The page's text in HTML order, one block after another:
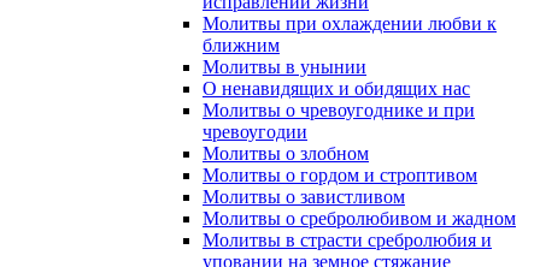
Молитвы при охлаждении любви к
ближним
Молитвы в унынии
О ненавидящих и обидящих нас
Молитвы о чревоугоднике и при
чревоугодии
Молитвы о злобном
Молитвы о гордом и строптивом
Молитвы о завистливом
Молитвы о сребролюбивом и жадном
Молитвы в страсти сребролюбия и
уповании на земное стяжание